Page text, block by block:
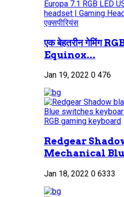
एक बेहतरीन गेमिंग
Equinox...
Jan 19, 2022 0 476
Redgear
Mechanical
Jan 18, 2022 0 6333